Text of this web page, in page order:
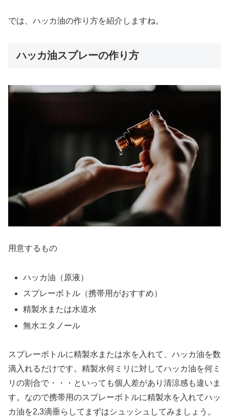
では、ハッカ油の作り方を紹介しますね。
ハッカ油スプレーの作り方
用意するもの
ハッカ油（原液）
スプレーボトル（携帯用がおすすめ）
精製水または水道水
無水エタノール
スプレーボトルに精製水または水を入れて、ハッカ油を数
滴入れるだけです。精製水何ミリに対してハッカ油を何ミ
リの割合で・・・といっても個人差があり清涼感も違いま
す。なので携帯用のスプレーボトルに精製水を入れてハッ
カ油を2,3滴垂らしてまずはシュッシュしてみましょう。